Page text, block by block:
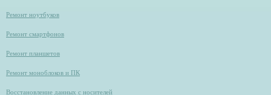
Ремонт ноутбуков
Ремонт смартфонов
Ремонт планшетов
Ремонт моноблоков и ПК
Восстановление данных с носителей